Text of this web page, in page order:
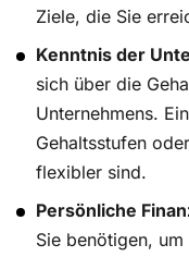
Ziele, die Sie
Kenntnis der
sich über die
Unternehmens.
Gehaltsstufen
flexibler sind.
Persönliche
Sie benötigen,